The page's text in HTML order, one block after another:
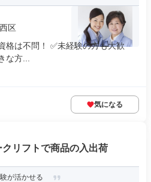
区
格は不問！ ✅未経験の方も大歓
な方...
気になる
リフトで商品の入出荷
験が活かせる